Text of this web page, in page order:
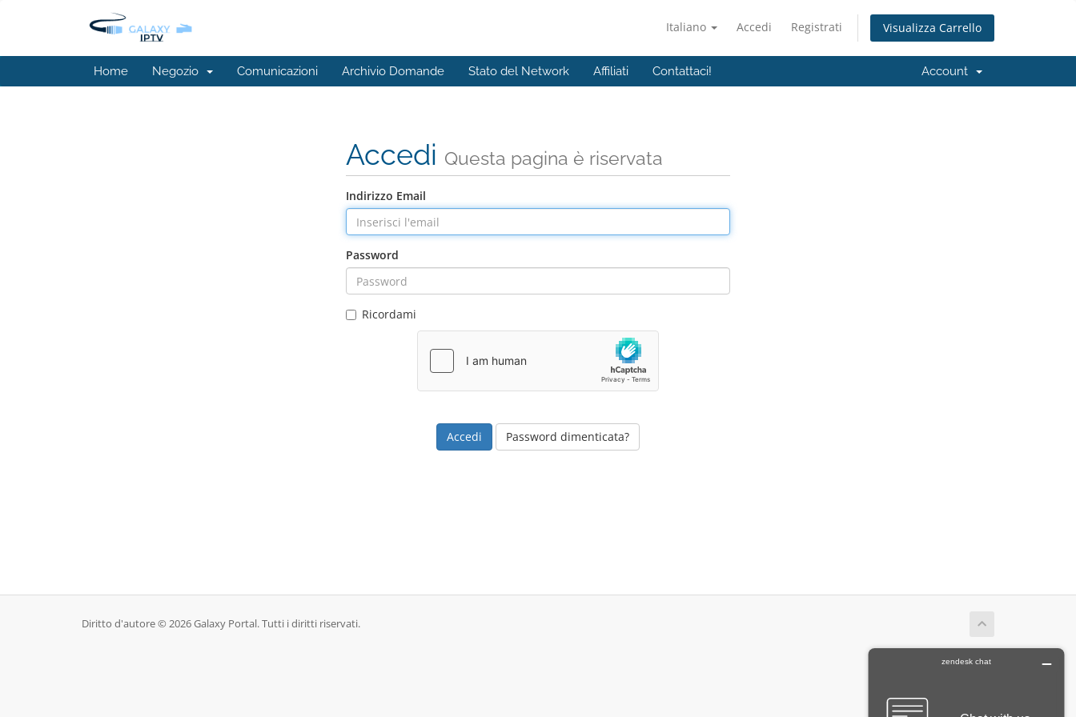
Italiano Accedi Registrati Visualizza Carrello
Home Negozio Comunicazioni Archivio Domande Stato del Network Affiliati Contattaci! Account
Accedi Questa pagina è riservata
Indirizzo Email
Password
Ricordami
Password dimenticata?
Diritto d'autore © 2026 Galaxy Portal. Tutti i diritti riservati.